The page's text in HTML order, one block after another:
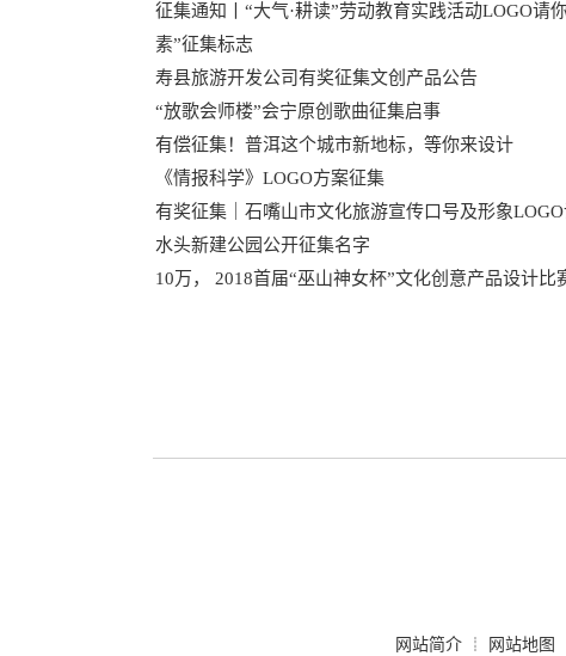
征集通知丨“大气·耕读”劳动教育实践活动LOGO请
素”征集标志
寿县旅游开发公司有奖征集文创产品公告
“放歌会师楼”会宁原创歌曲征集启事
有偿征集！普洱这个城市新地标，等你来设计
《情报科学》LOGO方案征集
有奖征集｜石嘴山市文化旅游宣传口号及形象
水头新建公园公开征集名字
10万， 2018首届“巫山神女杯”文化创意产品设计比
网站简介
┊ 网站地图